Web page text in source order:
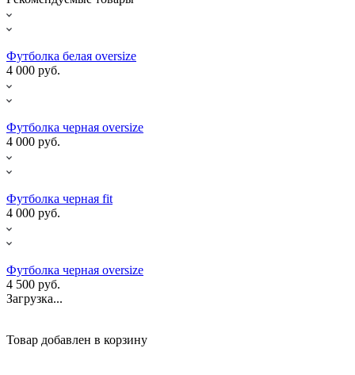
Футболка белая oversize
4 000 руб.
Футболка черная oversize
4 000 руб.
Футболка черная fit
4 000 руб.
Футболка черная oversize
4 500 руб.
Загрузка...
Товар добавлен в корзину